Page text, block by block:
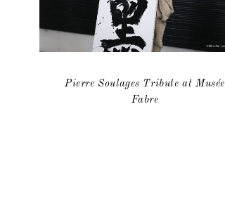
Pierre Soulages Tribute at Musée
Fabre